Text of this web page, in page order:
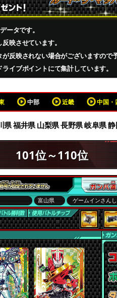
ータです。
映させています。
反映されない場合がございますので
イブポイントにて集計しています。
中部 近畿 中国・
県 福井県 山梨県 長野県 岐阜県
101位～110位
富山県 ゲームインさん